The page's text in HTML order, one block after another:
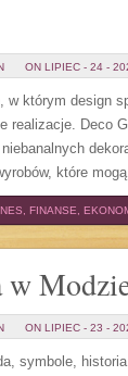
ON LIPIEC - 24 -
w którym design
realizacje. Deco
które
FINANSE,
ON LIPIEC - 23 -
symbole,